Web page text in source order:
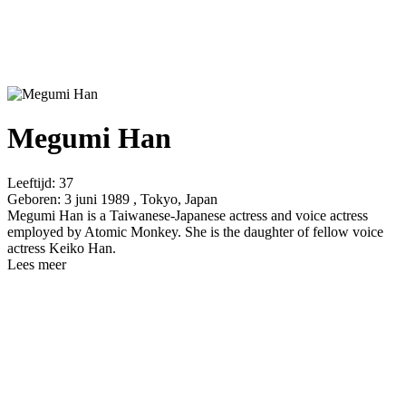
Megumi Han
Leeftijd: 37
Geboren: 3 juni 1989 , Tokyo, Japan
Megumi Han is a Taiwanese-Japanese actress and voice actress
employed by Atomic Monkey. She is the daughter of fellow voice
actress Keiko Han.
Lees meer